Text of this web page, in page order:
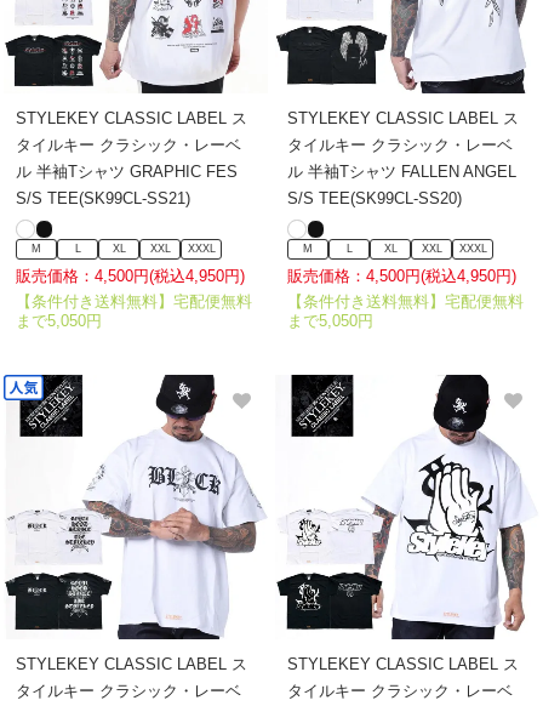
STYLEKEY CLASSIC LABEL ス
タイルキー クラシック・レーベ
ル 半袖Tシャツ GRAPHIC FES
S/S TEE(SK99CL-SS21)
M XL XXL XXXL
販売価格：4,500円(税込4,950円)
【条件付き送料無料】宅配便無料
まで5,050円
STYLEKEY CLASSIC LABEL ス
タイルキー クラシック・レーベ
ル 半袖Tシャツ FALLEN ANGEL
S/S TEE(SK99CL-SS20)
M XL XXL XXXL
販売価格：4,500円(税込4,950円)
【条件付き送料無料】宅配便無料
まで5,050円
STYLEKEY CLASSIC LABEL ス
タイルキー クラシック・レーベ
STYLEKEY CLASSIC LABEL ス
タイルキー クラシック・レーベ